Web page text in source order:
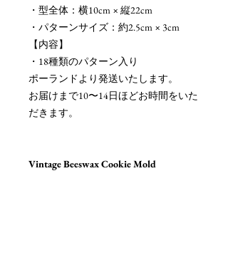
・型全体：横10cm × 縦22cm
・パターンサイズ：約2.5cm × 3cm
【内容】
・18種類のパターン入り
ポーランドより発送いたします。
お届けまで10〜14日ほどお時間をいた
だきます。
Vintage Beeswax Cookie Mold